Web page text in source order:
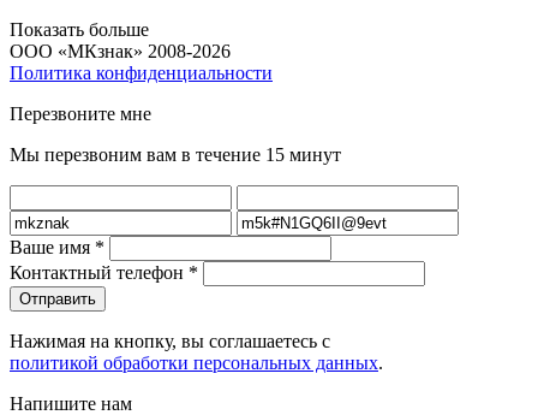
Показать больше
ООО «МКзнак» 2008-2026
Политика конфиденциальности
Перезвоните мне
Мы перезвоним вам в течение 15 минут
Ваше имя *
Контактный телефон *
Нажимая на кнопку, вы соглашаетесь с
политикой обработки персональных данных.
Напишите нам